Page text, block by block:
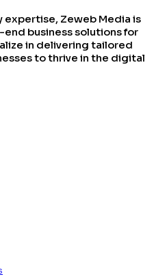
expertise, Zeweb Media is
business solutions for
in delivering tailored
to thrive in the digital